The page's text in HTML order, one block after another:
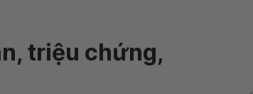
triệu chứng,